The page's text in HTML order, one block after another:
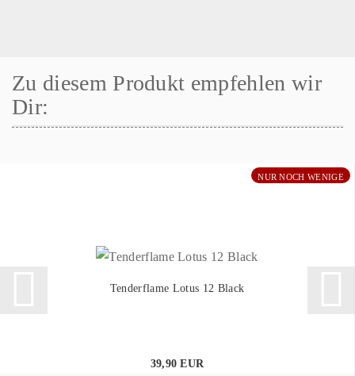
Zu diesem Produkt empfehlen wir
Dir:
NUR NOCH WENIGE
Tenderflame Lotus 12 Black
39,90 EUR